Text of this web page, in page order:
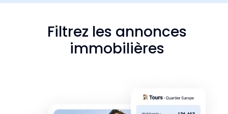
Filtrez les annonces
immobilières